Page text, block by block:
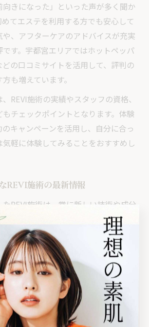
向きになった」といった声が多く聞か
てエステを利用する方でも安心して
、アフターケアのアドバイスが充実
です。宇都宮エリアではホットペッパ
の口コミサイトを活用して、評判の
も増えています。
REVI施術の実績やスタッフの資格、
チェックポイントとなります。体験
キャンペーンを活用し、自分に合っ
軽に体験してみることをおすすめし
REVI施術の最新情報
たREVI施術は、常に新しい技術や成分
おり、栃木県内のエステサロンでも最
と登場しています。特に注目されるの
高めるハーブピーリングや、微細な成
術で、これらを組み合わせることで従
が期待できます。
は、施術前後の肌分析や写真による経
、効果を可視化するサロンも増えてい